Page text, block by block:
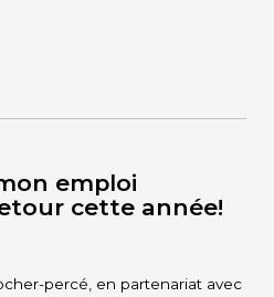
emploi
cette année!
percé, en partenariat avec